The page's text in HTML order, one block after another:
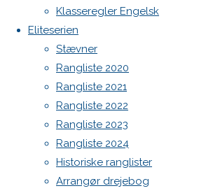
Klasseregler Engelsk
Eliteserien
Stævner
Rangliste 2020
Rangliste 2021
Rangliste 2022
Rangliste 2023
Rangliste 2024
Historiske ranglister
Arrangør drejebog
Previous
image
Next
image
Skriv
et
WordPress.org